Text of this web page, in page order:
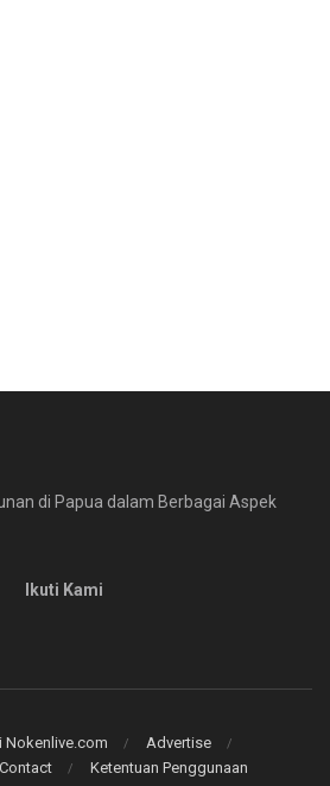
di Papua dalam Berbagai Aspek
Ikuti Kami
Nokenlive.com
Advertise
Contact Ketentuan Penggunaan